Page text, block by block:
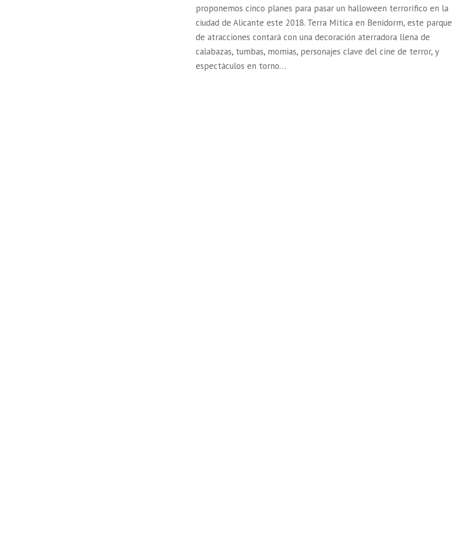
proponemos cinco planes para pasar un halloween terrorífico en la
ciudad de Alicante este 2018. Terra Mítica en Benidorm, este parque
de atracciones contará con una decoración aterradora llena de
calabazas, tumbas, momias, personajes clave del cine de terror, y
espectáculos en torno…